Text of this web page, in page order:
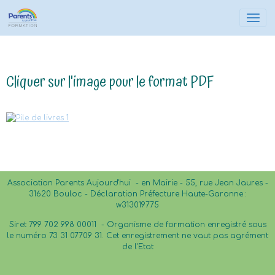
Cliquer sur l'image pour le format PDF
Association Parents Aujourd'hui - en Mairie - 55, rue Jean Jaures -
31620 Bouloc - Déclaration Préfecture Haute-Garonne :
w313019775
Siret 799 702 998 00011 - Organisme de formation enregistré sous
le numéro 73 31 07709 31. Cet enregistrement ne vaut pas agrément
de l'Etat